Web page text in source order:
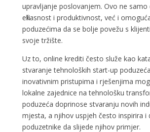
upravljanje poslovanjem. Ovo ne samo
efikasnost i produktivnost, već i
poduzećima da se bolje povežu s
svoje tržište.
Uz to, online krediti često služe kao
stvaranje tehnoloških start-up
inovativnim pristupima i rješenjima
lokalne zajednice na tehnološku
poduzeća doprinose stvaranju novih
mjesta, a njihov uspjeh često inspirira i
poduzetnike da slijede njihov primjer.